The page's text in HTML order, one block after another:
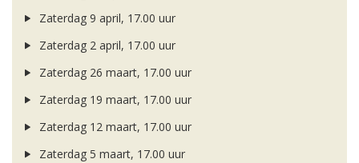
Zaterdag 9 april, 17.00 uur
Zaterdag 2 april, 17.00 uur
Zaterdag 26 maart, 17.00 uur
Zaterdag 19 maart, 17.00 uur
Zaterdag 12 maart, 17.00 uur
Zaterdag 5 maart, 17.00 uur